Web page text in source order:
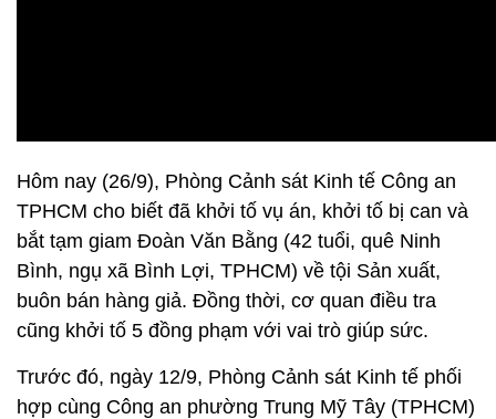
Hôm nay (26/9), Phòng Cảnh sát Kinh tế Công an
TPHCM cho biết đã khởi tố vụ án, khởi tố bị can và
bắt tạm giam Đoàn Văn Bằng (42 tuổi, quê Ninh
Bình, ngụ xã Bình Lợi, TPHCM) về tội Sản xuất,
buôn bán hàng giả. Đồng thời, cơ quan điều tra
cũng khởi tố 5 đồng phạm với vai trò giúp sức.
Trước đó, ngày 12/9, Phòng Cảnh sát Kinh tế phối
hợp cùng Công an phường Trung Mỹ Tây (TPHCM)